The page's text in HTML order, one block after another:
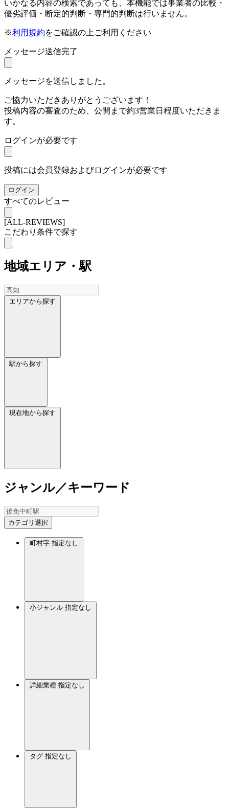
いかなる内容の検索であっても、本機能では事業者の比較・
優劣評価・断定的判断・専門的判断は行いません。
※利用規約をご確認の上ご利用ください
メッセージ送信完了
メッセージを送信しました。
ご協力いただきありがとうございます！
投稿内容の審査のため、公開まで約3営業日程度いただきま
す。
ログインが必要です
投稿には会員登録およびログインが必要です
ログイン
すべてのレビュー
[ALL-REVIEWS]
こだわり条件で探す
地域エリア・駅
エリアから探す
駅から探す
現在地から探す
ジャンル／キーワード
カテゴリ選択
町村字 指定なし
小ジャンル 指定なし
詳細業種 指定なし
タグ 指定なし